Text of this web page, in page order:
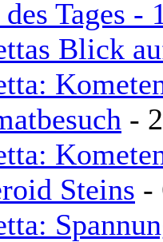
Tages -
Blick
-
Steins -